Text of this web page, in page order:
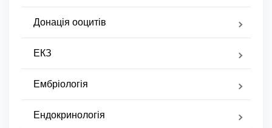
Донація ооцитів
ЕКЗ
Ембріологія
Ендокринологія